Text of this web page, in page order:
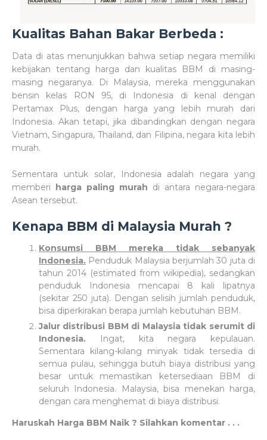
Kualitas Bahan Bakar Berbeda :
Data di atas menunjukkan bahwa setiap negara memiliki
kebijakan tentang harga dan kualitas BBM di masing-
masing negaranya. Di Malaysia, mereka menggunakan
bensin kelas RON 95, di Indonesia di kenal dengan
Pertamax Plus, dengan harga yang lebih murah dari
Indonesia. Akan tetapi, jika dibandingkan dengan negara
Vietnam, Singapura, Thailand, dan Filipina, negara kita lebih
murah.
Sementara untuk solar, Indonesia adalah negara yang
memberi harga paling murah di antara negara-negara
Asean tersebut.
Kenapa BBM di Malaysia Murah ?
Konsumsi BBM mereka tidak sebanyak
Indonesia. Penduduk Malaysia berjumlah 30 juta di
tahun 2014 (estimated from wikipedia), sedangkan
penduduk Indonesia mencapai 8 kali lipatnya
(sekitar 250 juta). Dengan selisih jumlah penduduk,
bisa diperkirakan berapa jumlah kebutuhan BBM.
Jalur distribusi BBM di Malaysia tidak serumit di
Indonesia. Ingat, kita negara kepulauan.
Sementara kilang-kilang minyak tidak tersedia di
semua pulau, sehingga butuh biaya distribusi yang
besar untuk memastikan ketersediaan BBM di
seluruh Indonesia. Malaysia, bisa menekan harga,
dengan cara menghemat di biaya distribusi.
Haruskah Harga BBM Naik ? Silahkan komentar . . .